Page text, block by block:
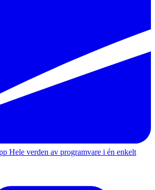
Hele verden av programvare i én enkelt